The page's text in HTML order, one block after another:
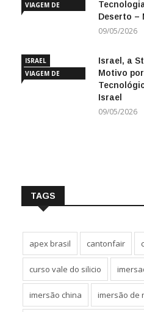
VIAGEM DE
Deserto –
09/05/2026
ISRAEL
VIAGEM DE
Israel, a
Motivo
Israel
09/05/2026
TAGS
apex brasil cantonfair
curso vale do silicio
imersão china imersão de